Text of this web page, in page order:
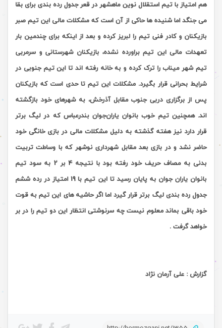
هم امتیاز با تیم استقلال نوین ماهشهر در قعر جدول رده بندی برای بقا
می جنگد اما شنیده ها حاکی از آن است که مشکلات مالی این تیم صبر
بازیکنان و کادر فنی تیم را لبریز کرده و بعد از اینکه برای چندمین بار
تعهدات مالی این تیم براورده نشده، بازیکنان شهرستانی و سرمربی
تیم شهر میناب را ترک کرده و به خانه رفته اند تا این تیم جنوبی در
شرایط بحرانی قرار بگیرد. مشکلات این تیم تا حدی است که بازیکنان
پس از برگزاری دربی جنوب مقابل آذرخش، به شهرهای خود بازگشته
اند. همچنین تیم خوب بانوان یاران‌‌جوان بندرعباس که در لیگ برتر
قرار دارد نیز هفته گذشته به دلیل مشکلات مالی در بازی خانگی خود
حاضر نشد و در بازی بعد مقابل شهرداری نوشهر که با وساطت تربیت
بدنی به مصاف حریف خود رفته بود با نتیجه 4 بر 2 به سود تیم
بانوان یاران جوان به پایان رسید تا این تیم با 19 امتیاز در رده ششم
جدول رده بندی لیگ برتر قرار گیرد اما اگر حاشیه های این تیم به قوت
خود باقی بماند معلوم نیست چه سرنوشتی انتظار این دو تیم را در بر
خواهد گرفت .
گزارش : علی آرمان نژاد